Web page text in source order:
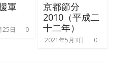
軍
25日 0
京都節分
2010（平成二
十二年）
2021年5月3日 0